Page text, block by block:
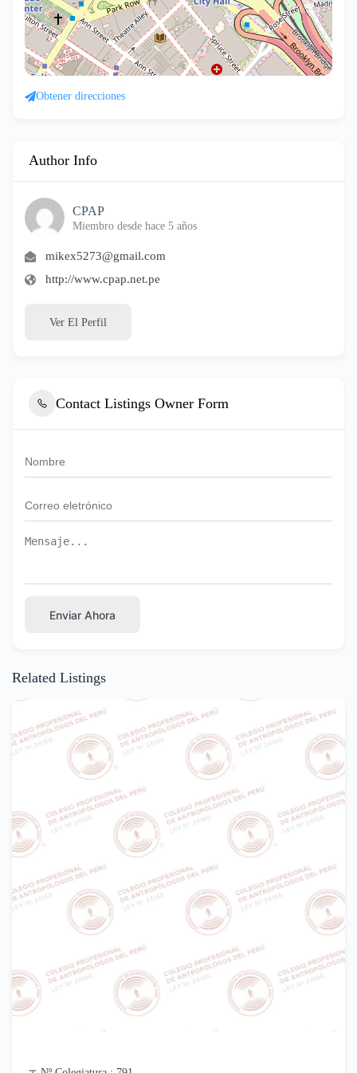
Obtener direcciones
Author Info
CPAP
Miembro desde hace 5 años
mikex5273@gmail.com
http://www.cpap.net.pe
Ver El Perfil
Contact Listings Owner Form
Enviar Ahora
Related Listings